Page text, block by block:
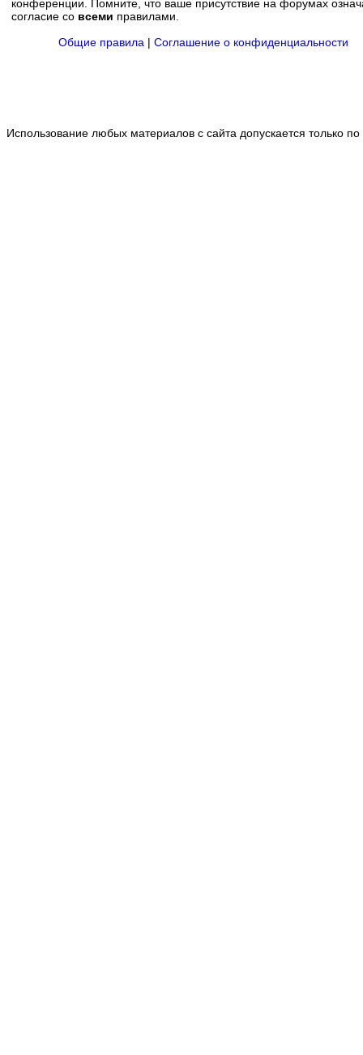
конференции. Помните, что ваше присутствие на форумах
согласие со всеми правилами.
Общие правила | Соглашение о конфиденциальности
Использование любых материалов с сайта допускается только